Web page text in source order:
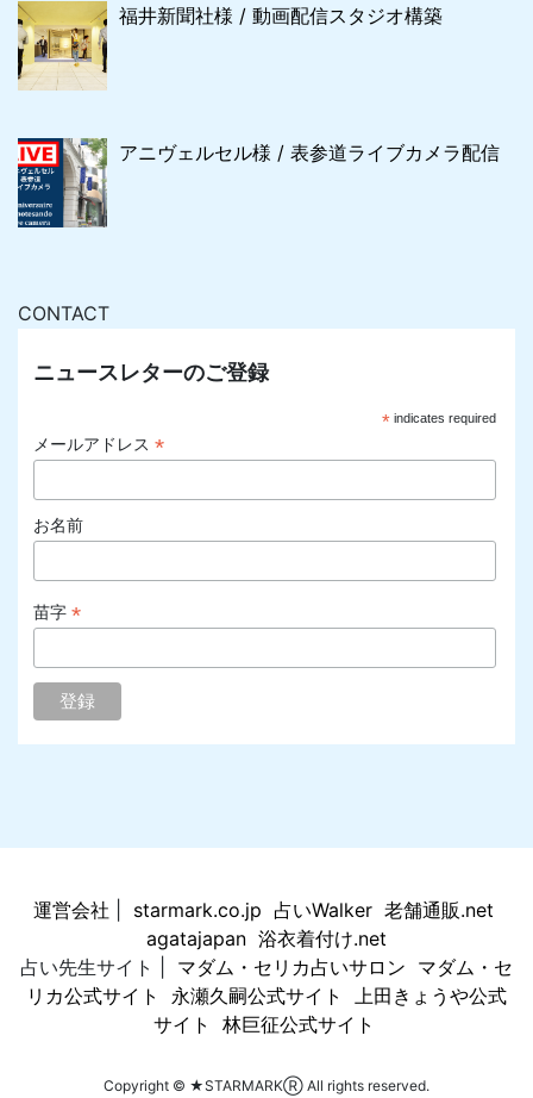
福井新聞社様 / 動画配信スタジオ構築
アニヴェルセル様 / 表参道ライブカメラ配信
CONTACT
ニュースレターのご登録
*indicates required
メールアドレス *
お名前
苗字 *
運営会社 starmark.co.jp 占いWalker 老舗通販.net
agatajapan 浴衣着付け.net
占い先生サイト | マダム・セリカ占いサロン マダム・セ
リカ公式サイト
永瀬久嗣公式サイト
上田きょうや公式
サイト
林巨征公式サイト
Copyright © ★STARMARKⓇ All rights reserved.